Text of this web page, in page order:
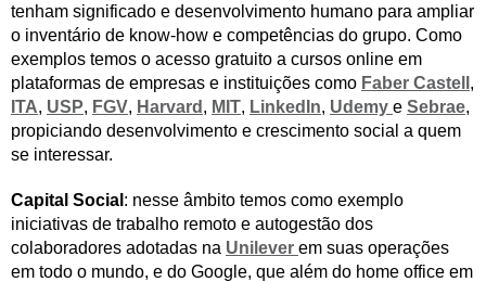
tenham significado e desenvolvimento humano para ampliar
o inventário de know-how e competências do grupo. Como
exemplos temos o acesso gratuito a cursos online em
plataformas de empresas e instituições como Faber Castell ,
ITA, USP, FGV, Harvard , MIT, LinkedIn, Udemy e Sebrae,
propiciando desenvolvimento e crescimento social a quem
se interessar.
Capital Social : nesse âmbito temos como exemplo
iniciativas de trabalho remoto e autogestão dos
colaboradores adotadas na Unilever em suas operações
em todo o mundo, e do Google, que além do home office em